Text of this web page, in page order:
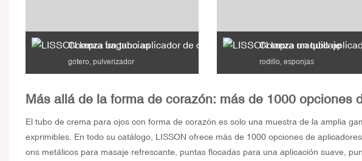
Compra fragancias
gotero, pulverizador
Compra maquillaje
rodillo, esponjas
Más allá de la forma de corazón: más de 1000 opciones
El tubo de crema para ojos con forma de corazón es solo una muestra de la amplia
exprimibles. En todo su catálogo, LISSON ofrece más de 1000 opciones de
ons metálicos para masaje refrescante, puntas flocadas para una aplicación suave,